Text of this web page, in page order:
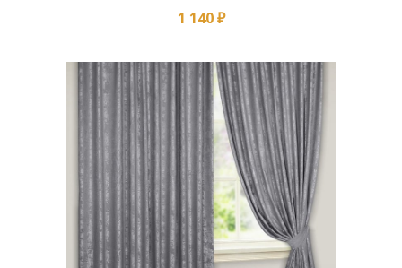
1 140 ₽